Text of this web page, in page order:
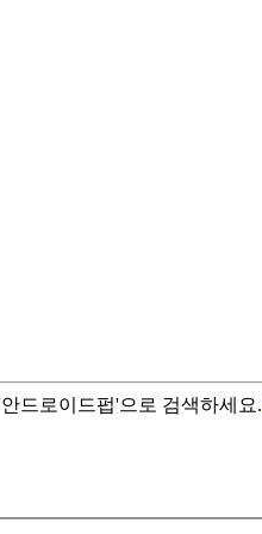
드로이드펍'으로 검색하세요.